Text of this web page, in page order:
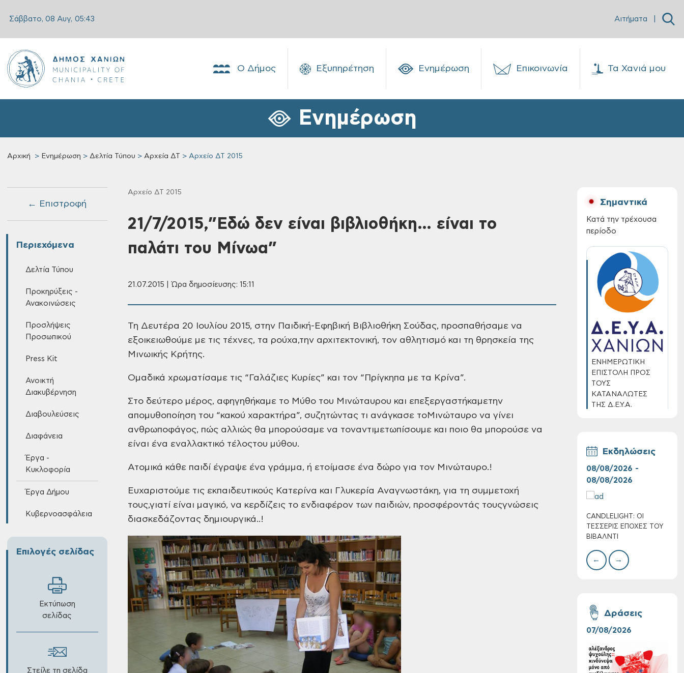
Σάββατο, 08 Αυγ, 05:43 Αιτήματα
Ο Δήμος Εξυπηρέτηση Ενημέρωση Επικοινωνία Τα Χανιά μου
Ενημέρωση
Αρχική Ενημέρωση Δελτία Τύπου Αρχεία ΔΤ Αρχείο ΔΤ 2015
← Επιστροφή
Περιεχόμενα
Δελτία Τύπου
Προκηρύξεις -
Ανακοινώσεις
Προσλήψεις
Προσωπικού
Press Kit
Ανοικτή
Διακυβέρνηση
Διαβουλεύσεις
Διαφάνεια
Έργα -
Κυκλοφορία
Έργα Δήμου
Κυβερνοασφάλεια
Επιλογές σελίδας
Εκτύπωση
σελίδας
Στείλε τη σελίδα
Αρχείο ΔΤ 2015
21/7/2015,”Εδώ δεν είναι βιβλιοθήκη… είναι το
παλάτι του Μίνωα”
21.07.2015 | Ώρα δημοσίευσης: 15:11
Τη Δευτέρα 20 Ιουλίου 2015, στην Παιδική-Εφηβική Βιβλιοθήκη Σούδας, προσπαθήσαμε να
εξοικειωθούμε με τις τέχνες, τα ρούχα,την αρχιτεκτονική, τον αθλητισμό και τη θρησκεία της
Μινωικής Κρήτης.
Ομαδικά χρωματίσαμε τις “Γαλάζιες Κυρίες” και τον “Πρίγκηπα με τα Κρίνα”.
Στο δεύτερο μέρος, αφηγηθήκαμε το Μύθο του Μινώταυρου και επεξεργαστήκαμετην
απομυθοποίηση του “κακού χαρακτήρα”, συζητώντας τι ανάγκασε τοΜινώταυρο να γίνει
ανθρωποφάγος, πώς αλλιώς θα μπορούσαμε να τοναντιμετωπίσουμε και ποιο θα μπορούσε να
είναι ένα εναλλακτικό τέλοςτου μύθου.
Ατομικά κάθε παιδί έγραψε ένα γράμμα, ή ετοίμασε ένα δώρο για τον Μινώταυρο.!
Ευχαριστούμε τις εκπαιδευτικούς Κατερίνα και Γλυκερία Αναγνωστάκη, για τη συμμετοχή
τους,γιατί είναι μαγικό, να κερδίζεις το ενδιαφέρον των παιδιών, προσφέροντάς τουςγνώσεις
διασκεδάζοντας δημιουργικά..!
Σημαντικά
Κατά την τρέχουσα
περίοδο
ΕΝΗΜΕΡΩΤΙΚΗ
ΕΠΙΣΤΟΛΗ ΠΡΟΣ
ΤΟΥΣ
ΚΑΤΑΝΑΛΩΤΕΣ
ΤΗΣ Δ.Ε.Υ.Α.
Πολύ Υψηλός
Κίνδυνος Πυρκαγιάς
Αυγούστου 2026
Εκδηλώσεις
08/08/2026 -
08/08/2026
CANDLELIGHT: ΟΙ
ΤΕΣΣΕΡΙΣ ΕΠΟΧΕΣ ΤΟΥ
ΒΙΒΑΛΝΤΙ
← →
Δράσεις
07/08/2026